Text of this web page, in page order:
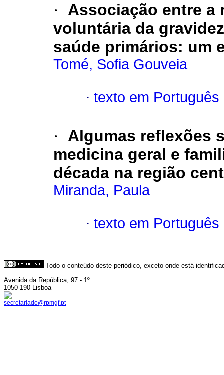
·
Associação entre a
voluntária da
saúde primários: um
Tomé, Sofia Gouveia
· texto em Português
·
Algumas reflexões
medicina geral e
década na região
Miranda, Paula
· texto em Português
Todo o conteúdo deste periódico, exceto onde está
Avenida da República, 97 - 1º
1050-190 Lisboa
secretariado@rpmgf.pt